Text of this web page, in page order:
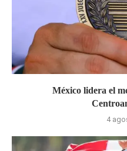
México lidera el
4